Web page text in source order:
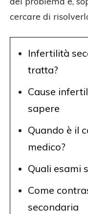
cercare di
Infertilità
tratta?
Cause
sapere
Quando è il
medico?
Quali esami
Come
secondaria